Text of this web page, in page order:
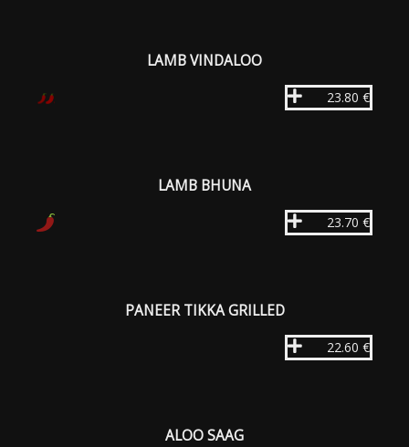
LAMB VINDALOO
23.80 €
LAMB BHUNA
23.70 €
PANEER TIKKA GRILLED
22.60 €
ALOO SAAG